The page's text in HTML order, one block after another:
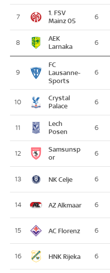
7
1. FSV
Mainz 05
6
8
AEK
Larnaka
6
9
FC
Lausanne-
Sports
6
10
Crystal
Palace
6
11
Lech
Posen
6
12
Samsunsp
or
6
13 NK Celje 6
14 AZ Alkmaar 6
15 AC Florenz 6
16 HNK Rijeka 6